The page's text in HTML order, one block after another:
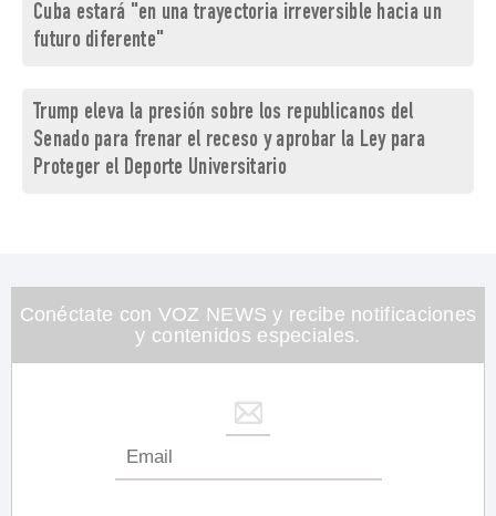
Cuba estará "en una trayectoria irreversible hacia un
futuro diferente"
Trump eleva la presión sobre los republicanos del
Senado para frenar el receso y aprobar la Ley para
Proteger el Deporte Universitario
Conéctate con VOZ NEWS y recibe notificaciones
y contenidos especiales.